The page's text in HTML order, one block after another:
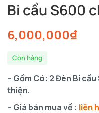
Bi cầu S600
6,000,000₫
Còn hàng
– Gồm Có: 2 Đèn Bi
thiện.
– Giá bán mua về : liên